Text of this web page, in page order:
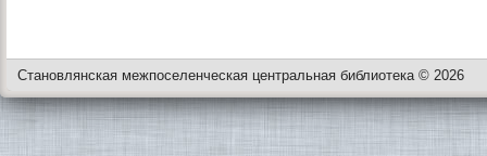
Становлянская межпоселенческая центральная библиотека © 2026